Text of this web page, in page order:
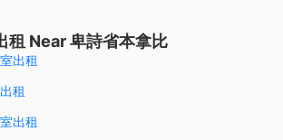
租 Near 卑詩省本拿比
出租
租
出租